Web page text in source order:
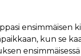
ensimmäisen
kun se
ensimmäisessä